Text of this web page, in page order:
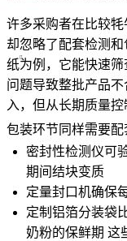
许多采购者在比较牦
却忽略了配套检测
纸为例，它能快速
问题导致整批产品
入，但从长期质量控
包装环节同样需要配
密封性检测仪可
期间结块变质
定量封口机确保
定制铝箔分装袋
奶粉的保鲜期 这